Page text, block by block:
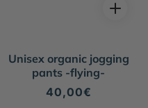
Unisex organic jogging
pants -flying-
Regular
40,00€